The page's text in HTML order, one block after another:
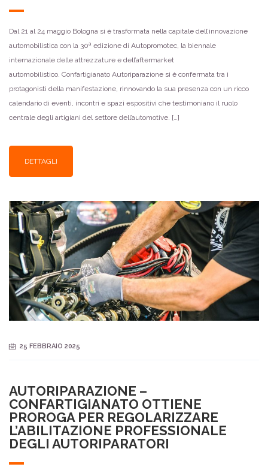
Dal 21 al 24 maggio Bologna si è trasformata nella capitale dell’innovazione
automobilistica con la 30ª edizione di Autopromotec, la biennale
internazionale delle attrezzature e dell’aftermarket
automobilistico. Confartigianato Autoriparazione si è confermata tra i
protagonisti della manifestazione, rinnovando la sua presenza con un ricco
calendario di eventi, incontri e spazi espositivi che testimoniano il ruolo
centrale degli artigiani del settore dell’automotive. […]
DETTAGLI
25 FEBBRAIO 2025
AUTORIPARAZIONE –
CONFARTIGIANATO OTTIENE
PROROGA PER REGOLARIZZARE
L’ABILITAZIONE PROFESSIONALE
DEGLI AUTORIPARATORI